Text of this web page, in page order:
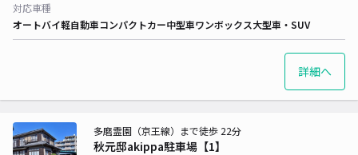
対応車種
オートバイ軽自動車コンパクトカー中型車ワンボックス大型車・SUV
詳細へ
秋元邸akippa駐車場【1】
多磨霊園（京王線）まで徒歩 22分